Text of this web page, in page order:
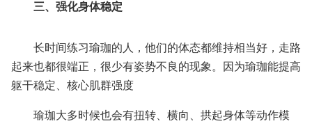
三、强化身体稳定
长时间练习瑜珈的人，他们的体态都维持相当好，走路
起来也都很端正，很少有姿势不良的现象。因为瑜珈能提高
躯干稳定、核心肌群强度
瑜珈大多时候也会有扭转、横向、拱起身体等动作模